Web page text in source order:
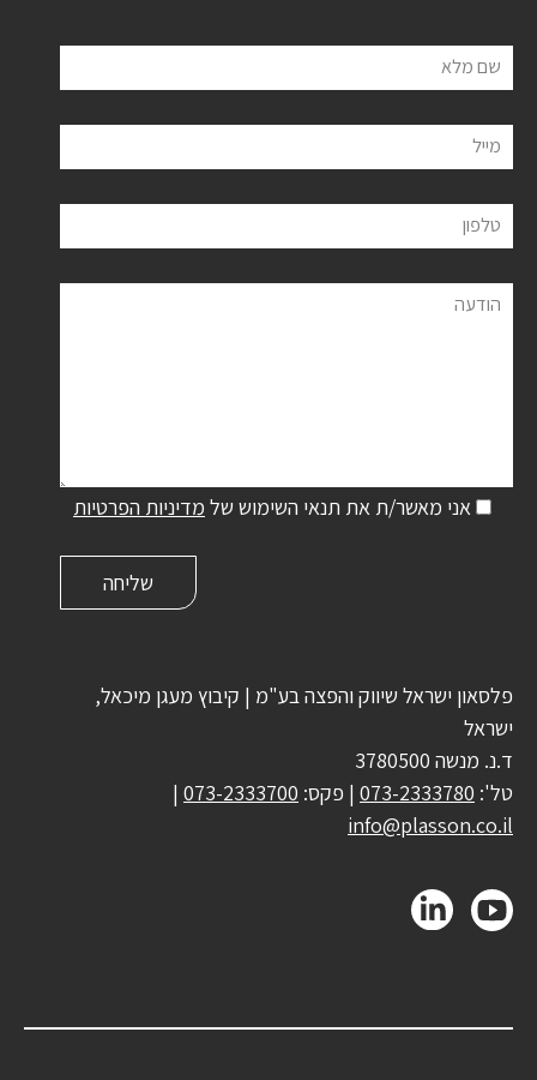
שם מלא
מייל
טלפון
הודעה
אני מאשר/ת את תנאי השימוש של מדיניות הפרטיות
פלסאון ישראל שיווק והפצה בע"מ | קיבוץ מעגן מיכאל,
ישראל
ד.נ. מנשה 3780500
טל': 073-2333780 | פקס: 073-2333700
|
info@plasson.co.il